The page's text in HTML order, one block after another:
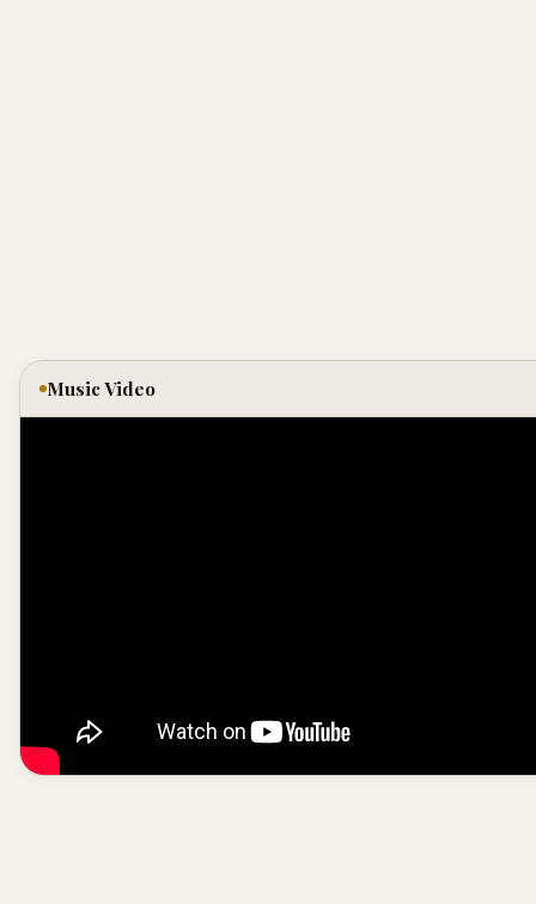
Music Video